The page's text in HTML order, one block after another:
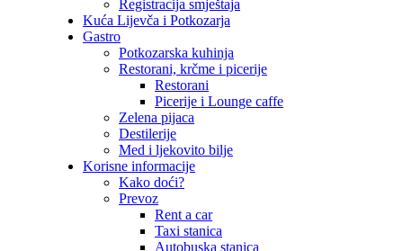
Registracija smještaja
Kuća Lijevča i Potkozarja
Gastro
Potkozarska kuhinja
Restorani, krčme i picerije
Restorani
Picerije i Lounge caffe
Zelena pijaca
Destilerije
Med i ljekovito bilje
Korisne informacije
Kako doći?
Prevoz
Rent a car
Taxi stanica
Autobuska stanica